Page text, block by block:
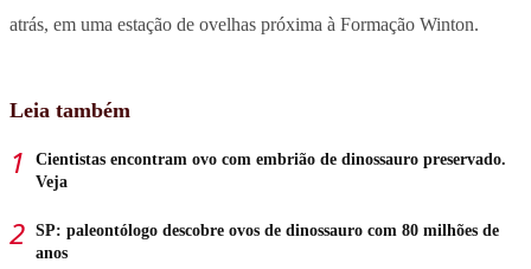
atrás, em uma estação de ovelhas próxima à Formação Winton.
Leia também
Cientistas encontram ovo com embrião de dinossauro preservado.
Veja
SP: paleontólogo descobre ovos de dinossauro com 80 milhões de
anos